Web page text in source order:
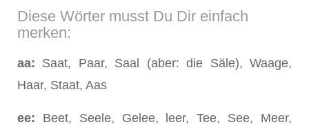
Diese Wörter musst Du Dir einfach
merken:
aa: Saat, Paar, Saal (aber: die Säle), Waage,
Haar, Staat, Aas
ee: Beet, Seele, Gelee, leer, Tee, See, Meer,